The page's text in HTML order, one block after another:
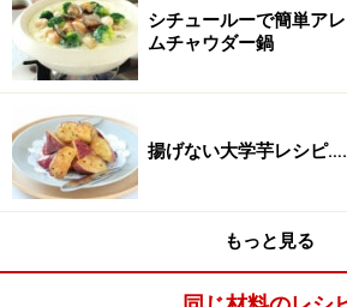
袋の上からよく揉む
卵液をビニール袋の中に入れます。
シチュールーで簡単ア
ムチャウダー鍋
揚げない大学芋レシピ
もっと見る